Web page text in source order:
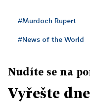
#Murdoch Rupert
#News of the World
Nudíte se na
Vyřešte